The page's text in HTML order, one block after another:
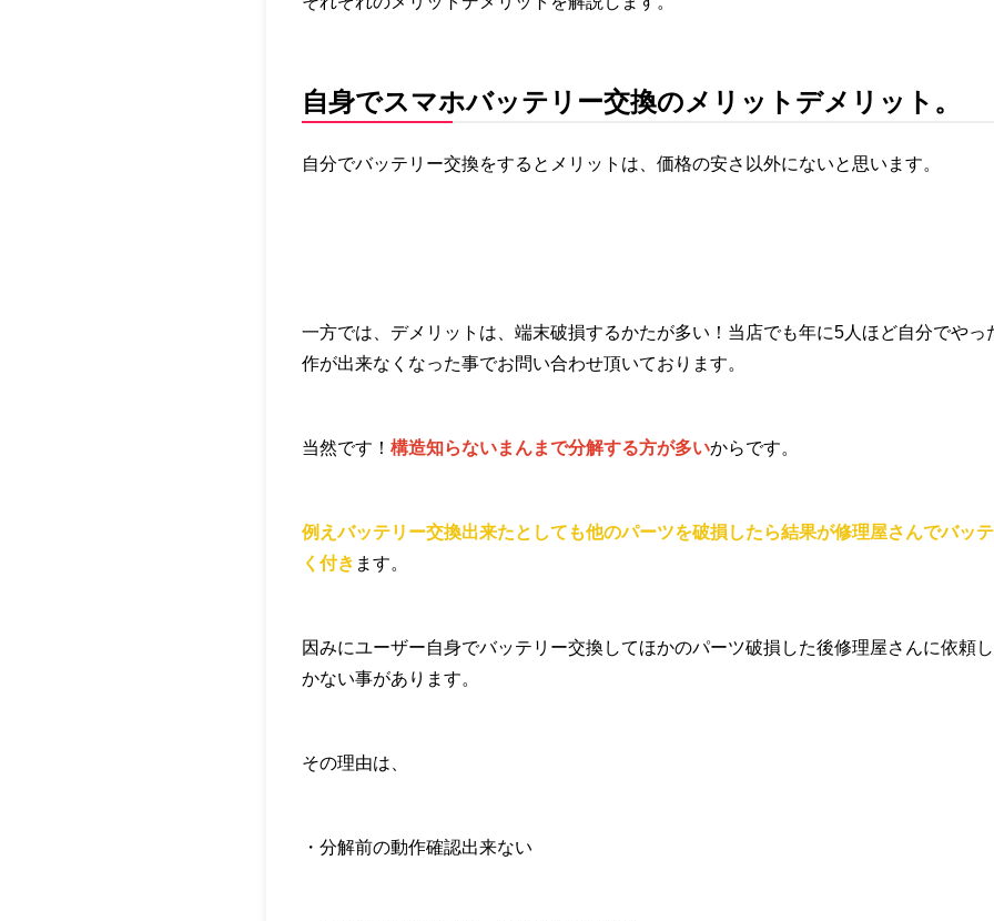
自身でスマホバッテリー交換のメリットデメリット。
自分でバッテリー交換をするとメリットは、価格の安さ以外にないと思います。
一方では、デメリットは、端末破損するかたが多い！当店でも年に5人ほど自分でやっ
作が出来なくなった事でお問い合わせ頂いております。
当然です！ 構造知らないまんまで分解する方が多いからです。
例えバッテリー交換出来たとしても他のパーツを破損したら結果が修理屋さんでバッ
く付き ます。
因みにユーザー自身でバッテリー交換してほかのパーツ破損した後修理屋さんに依頼
かない事があります。
その理由は、
・分解前の動作確認出来ない